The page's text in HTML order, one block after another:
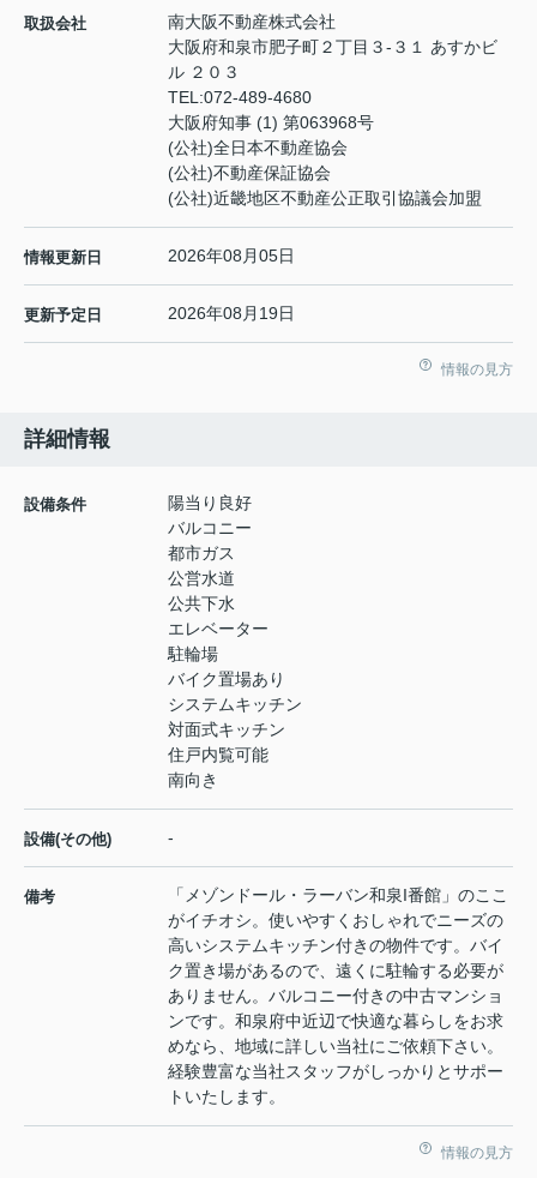
取扱会社
南大阪不動産株式会社
大阪府和泉市肥子町２丁目３-３１ あすかビ
ル ２０３
TEL:072-489-4680
大阪府知事 (1) 第063968号
(公社)全日本不動産協会
(公社)不動産保証協会
(公社)近畿地区不動産公正取引協議会加盟
情報更新日 2026年08月05日
更新予定日 2026年08月19日
情報の見方
詳細情報
設備条件
陽当り良好
バルコニー
都市ガス
公営水道
公共下水
エレベーター
駐輪場
バイク置場あり
システムキッチン
対面式キッチン
住戸内覧可能
南向き
設備(その他) -
備考
「メゾンドール・ラーバン和泉I番館」のここ
がイチオシ。使いやすくおしゃれでニーズの
高いシステムキッチン付きの物件です。バイ
ク置き場があるので、遠くに駐輪する必要が
ありません。バルコニー付きの中古マンショ
ンです。和泉府中近辺で快適な暮らしをお求
めなら、地域に詳しい当社にご依頼下さい。
経験豊富な当社スタッフがしっかりとサポー
トいたします。
情報の見方